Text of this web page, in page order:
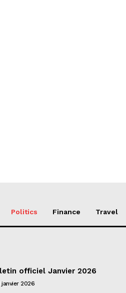
Politics Finance Travel
officiel Janvier 2026
janvier 2026